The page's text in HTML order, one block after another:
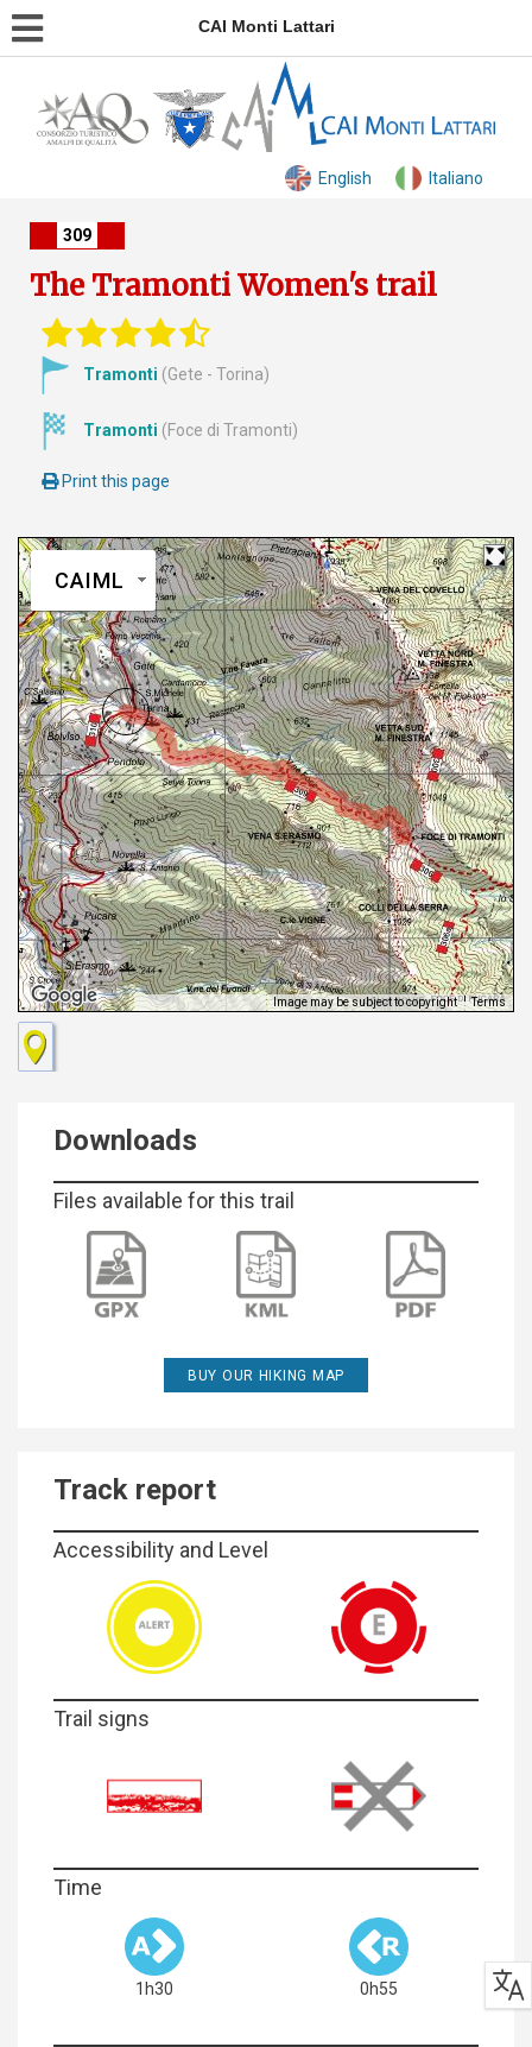
CAI Monti Lattari
English Italiano
309
The Tramonti Women's trail
Tramonti (Gete - Torina)
Tramonti (Foce di Tramonti)
Print this page
CAIML
Image may be subject to copyright Terms
Downloads
Files available for this trail
BUY OUR HIKING MAP
Track report
Accessibility and Level
Trail signs
Time
1h30 0h55